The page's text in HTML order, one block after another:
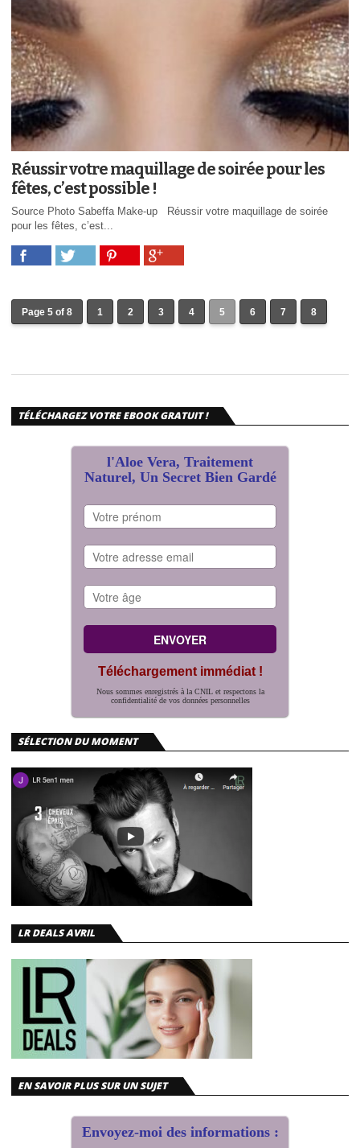
Réussir votre maquillage de soirée pour les
fêtes, c’est possible !
Source Photo Sabeffa Make-up Réussir votre maquillage de soirée
pour les fêtes, c’est...
Page 5 of 8 1 2 3 4 5 6 7 8
TÉLÉCHARGEZ VOTRE EBOOK GRATUIT !
l'Aloe Vera, Traitement
Naturel, Un Secret Bien Gardé
Téléchargement immédiat !
Nous sommes enregistrés à la CNIL et respectons la
confidentialité de vos données personnelles
SÉLECTION DU MOMENT
LR DEALS AVRIL
EN SAVOIR PLUS SUR UN SUJET
Envoyez-moi des informations :